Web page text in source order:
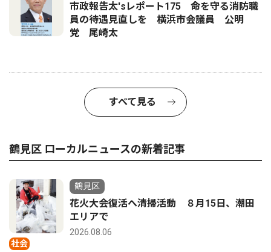
市政報告太'sレポート175 命を守る消防職
員の待遇見直しを 横浜市会議員 公明
党 尾崎太
すべて見る
鶴見区 ローカルニュースの新着記事
社会
鶴見区
花火大会復活へ清掃活動 ８月15日、潮田
エリアで
2026.08.06